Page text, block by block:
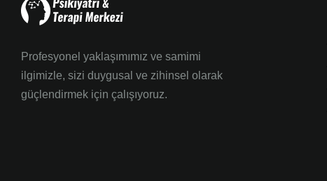
Profesyonel yaklaşımımız ve samimi
ilgimizle, sizi duygusal ve zihinsel olarak
güçlendirmek için çalışıyoruz.